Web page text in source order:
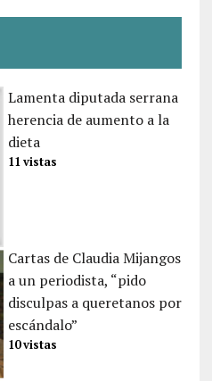
Lamenta diputada serrana
herencia de aumento a la
dieta
11 vistas
Cartas de Claudia Mijangos
a un periodista, “pido
disculpas a queretanos por
escándalo”
10 vistas